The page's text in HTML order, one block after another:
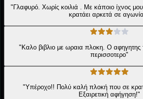
"Γλαφυρό. Χωρίς κοιλιά . Με κάποιο ίχνος
κρατάει αρκετά σε
"Καλο βιβλιο με ωραια πλοκη. Ο αφηγητης
περισσοτερο"
"Υπέροχο!! Πολύ καλή πλοκή που σε
Εξαιρετική αφήγηση!"